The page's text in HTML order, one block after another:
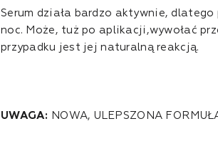
Serum działa bardzo aktywnie,
noc. Może, tuż po aplikacji,wywołać
przypadku jest jej naturalną reakcją.
UWAGA: NOWA, ULEPSZONA